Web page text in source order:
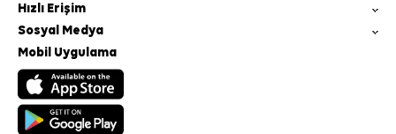
Hızlı Erişim
Sosyal Medya
Mobil Uygulama